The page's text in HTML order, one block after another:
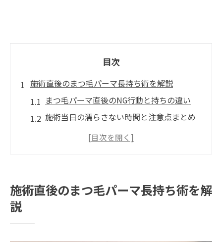
目次
施術直後のまつ毛パーマ長持ち術を解説
まつ毛パーマ直後のNG行動と持ちの違い
施術当日の濡らさない時間と注意点まとめ
まつ毛パーマを長持ちさせる基本の心得
恵比寿南で実践したいアフターケアの基本
施術直後のまつ毛パーマ長持ち術を解
説